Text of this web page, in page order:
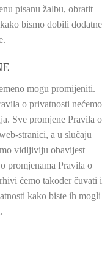
pisanu žalbu, obratit
bismo dobili dodatne
mogu promijeniti.
o privatnosti nećemo
Sve promjene Pravila o
stranici, a u slučaju
vidljiviju obavijest
promjenama Pravila o
ćemo također čuvati i
kako biste ih mogli